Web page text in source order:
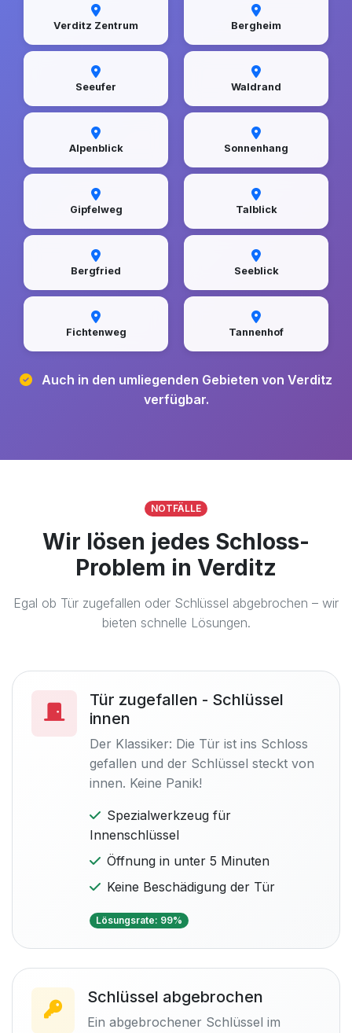
Verditz Zentrum Bergheim
Seeufer Waldrand
Alpenblick Sonnenhang
Gipfelweg Talblick
Bergfried Seeblick
Fichtenweg Tannenhof
Auch in den umliegenden Gebieten von Verditz
verfügbar.
NOTFÄLLE
Wir lösen jedes Schloss-
Problem in Verditz
Egal ob Tür zugefallen oder Schlüssel abgebrochen – wir
bieten schnelle Lösungen.
Tür zugefallen - Schlüssel
innen
Der Klassiker: Die Tür ist ins Schloss
gefallen und der Schlüssel steckt von
innen. Keine Panik!
Spezialwerkzeug für
Innenschlüssel
Öffnung in unter 5 Minuten
Keine Beschädigung der Tür
Lösungsrate: 99%
Schlüssel abgebrochen
Ein abgebrochener Schlüssel im